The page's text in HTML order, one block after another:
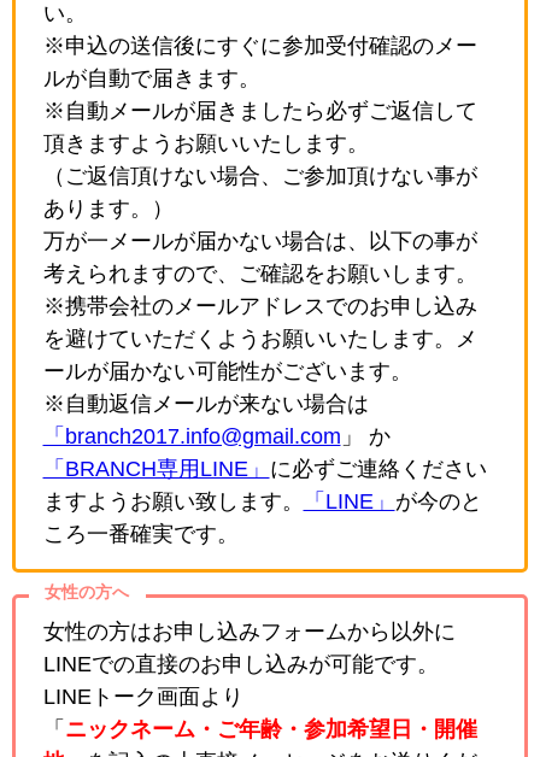
い。
※申込の送信後にすぐに参加受付確認のメー
ルが自動で届きます。
※自動メールが届きましたら必ずご返信して
頂きますようお願いいたします。
（ご返信頂けない場合、ご参加頂けない事が
あります。）
万が一メールが届かない場合は、以下の事が
考えられますので、ご確認をお願いします。
※携帯会社のメールアドレスでのお申し込み
を避けていただくようお願いいたします。メ
ールが届かない可能性がございます。
※自動返信メールが来ない場合は
「branch2017.info@gmail.com 」 か
「BRANCH専用LINE」 に必ずご連絡ください
ますようお願い致します。
「LINE」 が今のと
ころ一番確実です。
女性の方へ
女性の方はお申し込みフォームから以外に
LINEでの直接のお申し込みが可能です。
LINEトーク画面より
「 ニックネーム・ご年齢・参加希望日・開催